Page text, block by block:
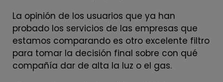
La opinión de los usuarios que ya han
probado los servicios de las empresas que
estamos comparando es otro excelente filtro
para tomar la decisión final sobre con qué
compañía dar de alta la luz o el gas.